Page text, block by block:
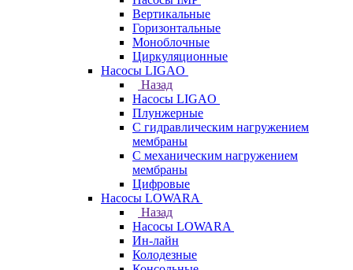
Вертикальные
Горизонтальные
Моноблочные
Циркуляционные
Насосы LIGAO
Назад
Насосы LIGAO
Плунжерные
С гидравлическим нагружением
мембраны
С механическим нагружением
мембраны
Цифровые
Насосы LOWARA
Назад
Насосы LOWARA
Ин-лайн
Колодезные